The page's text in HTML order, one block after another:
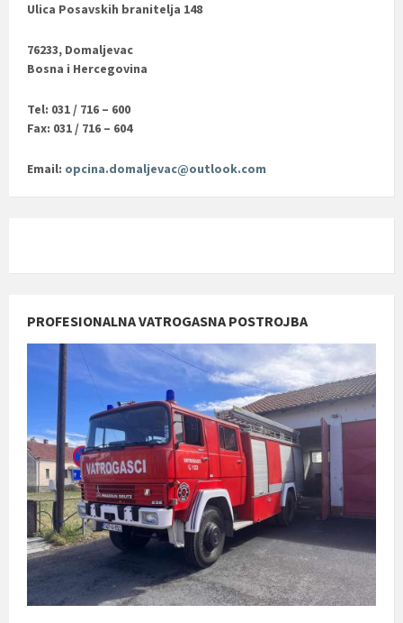
Ulica Posavskih branitelja 148
76233, Domaljevac
Bosna i Hercegovina
Tel: 031 / 716 – 600
Fax: 031 / 716 – 604
Email: opcina.domaljevac@outlook.com
PROFESIONALNA VATROGASNA POSTROJBA